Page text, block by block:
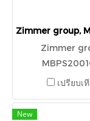
Zimmer group,
Zimmer
เปรียบเ
New